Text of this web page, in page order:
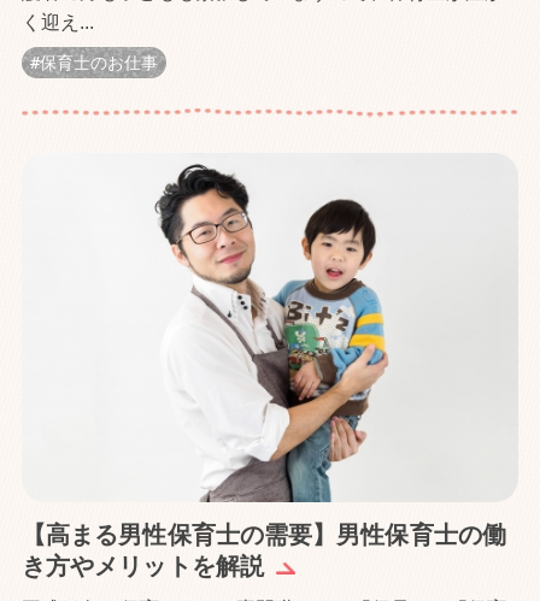
く迎え...
保育士のお仕事
【高まる男性保育士の需要】男性保育士の働
き方やメリットを解説